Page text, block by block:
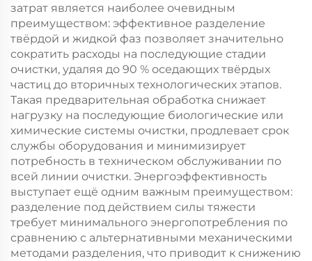
затрат является наиболее очевидным
преимуществом: эффективное разделение
твёрдой и жидкой фаз позволяет значительно
сократить расходы на последующие стадии
очистки, удаляя до 90 % оседающих твёрдых
частиц до вторичных технологических этапов.
Такая предварительная обработка снижает
нагрузку на последующие биологические или
химические системы очистки, продлевает срок
службы оборудования и минимизирует
потребность в техническом обслуживании по
всей линии очистки. Энергоэффективность
выступает ещё одним важным преимуществом:
разделение под действием силы тяжести
требует минимального энергопотребления по
сравнению с альтернативными механическими
методами разделения, что приводит к снижению